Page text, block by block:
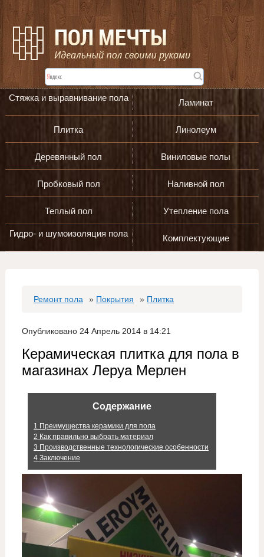
Стяжка и выравнивание пола Ламинат
Плитка Линолеум
Деревянный пол Виниловые полы
Пробковый пол Наливной пол
Теплый пол Утепление пола
Гидро- и шумоизоляция пола Комплектующие
Ремонт пола » Покрытия » Плитка
Опубликовано 24 Апрель 2014 в 14:21
Керамическая плитка для пола в
магазинах Леруа Мерлен
Содержание
1 Преимущества керамики для пола
2 Как правильно выбрать материал
3 Производственные технологические особенности
4Заключение